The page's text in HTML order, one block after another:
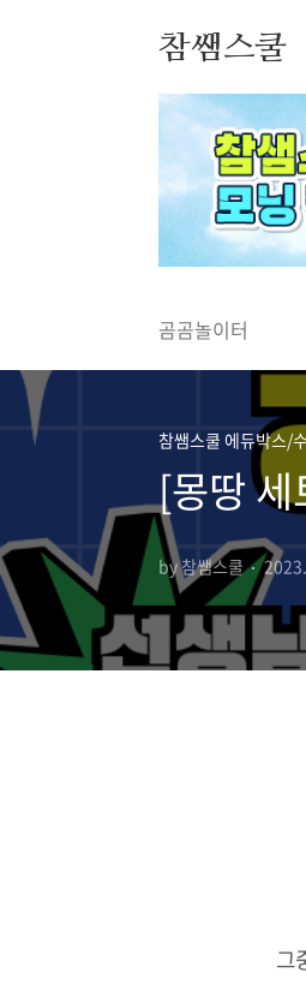
참쌤스쿨
◀
곰곰놀이터
참쌤스쿨 에듀박스/
[몽땅
by 참쌤스쿨
그